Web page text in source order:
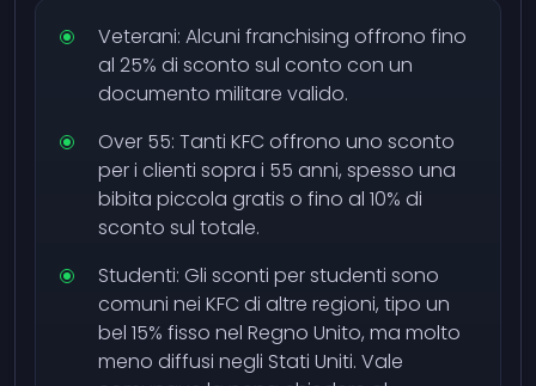
Veterani: Alcuni franchising offrono fino
al 25% di sconto sul conto con un
documento militare valido.
Over 55: Tanti KFC offrono uno sconto
per i clienti sopra i 55 anni, spesso una
bibita piccola gratis o fino al 10% di
sconto sul totale.
Studenti: Gli sconti per studenti sono
comuni nei KFC di altre regioni, tipo un
bel 15% fisso nel Regno Unito, ma molto
meno diffusi negli Stati Uniti. Vale